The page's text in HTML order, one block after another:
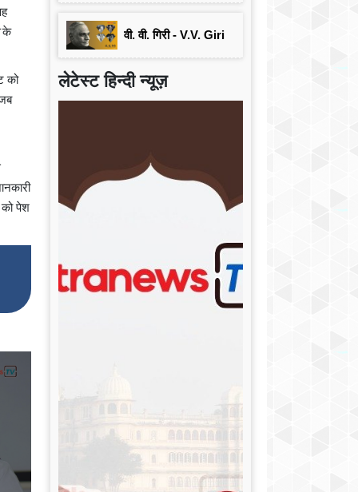
के
को
को पेश
वी. वी. गिरी - V.V. Giri
लेटेस्ट हिन्दी न्यूज़